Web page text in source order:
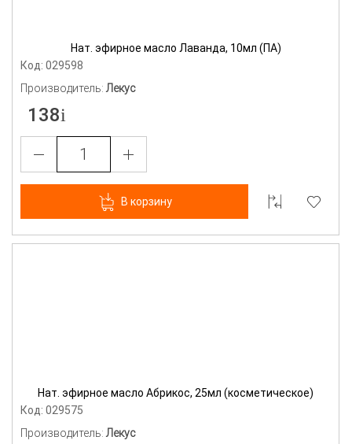
Нат. эфирное масло Лаванда, 10мл (ПА)
Код: 029598
Производитель:Лекус
138
В корзину
Нат. эфирное масло Абрикос, 25мл (косметическое)
Код: 029575
Производитель:Лекус